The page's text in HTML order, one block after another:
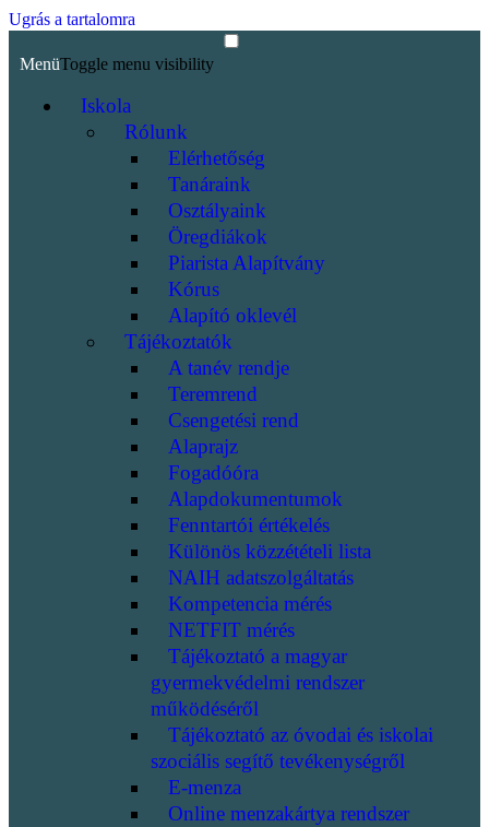
Ugrás a tartalomra
MenüToggle menu visibility
Iskola
Rólunk
Elérhetőség
Tanáraink
Osztályaink
Öregdiákok
Piarista Alapítvány
Kórus
Alapító oklevél
Tájékoztatók
A tanév rendje
Teremrend
Csengetési rend
Alaprajz
Fogadóóra
Alapdokumentumok
Fenntartói értékelés
Különös közzétételi lista
NAIH adatszolgáltatás
Kompetencia mérés
NETFIT mérés
Tájékoztató a magyar
gyermekvédelmi rendszer
működéséről
Tájékoztató az óvodai és iskolai
szociális segítő tevékenységről
E-menza
Online menzakártya rendszer